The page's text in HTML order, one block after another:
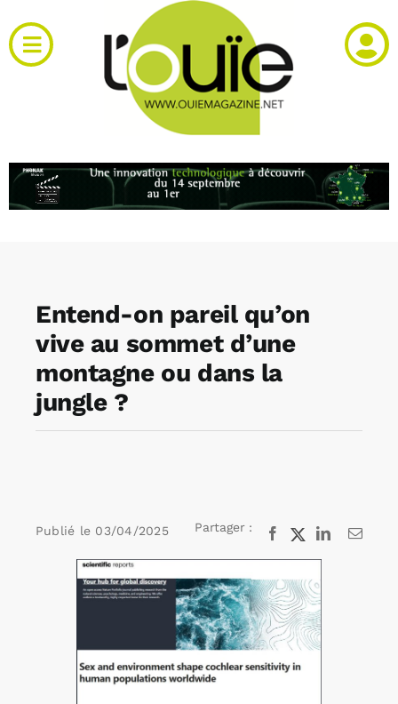
au
contenu
Toggle
Navigation
RH et emploi
Agenda
Kiosque
Annonces emploi
Entend-on pareil qu’on
vive au sommet d’une
montagne ou dans la
jungle ?
Publié le 03/04/2025 Partager : Facebook
X LinkedInEmail
l'image